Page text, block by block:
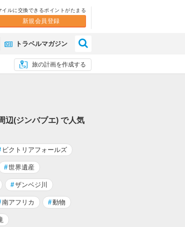
イルに交換できるポイントがたまる
新規会員登録
トラベルマガジン
旅の計画を作成する
辺(ジンバブエ) で人気
ビクトリアフォールズ
#世界遺産
#ザンベジ川
南アフリカ #動物